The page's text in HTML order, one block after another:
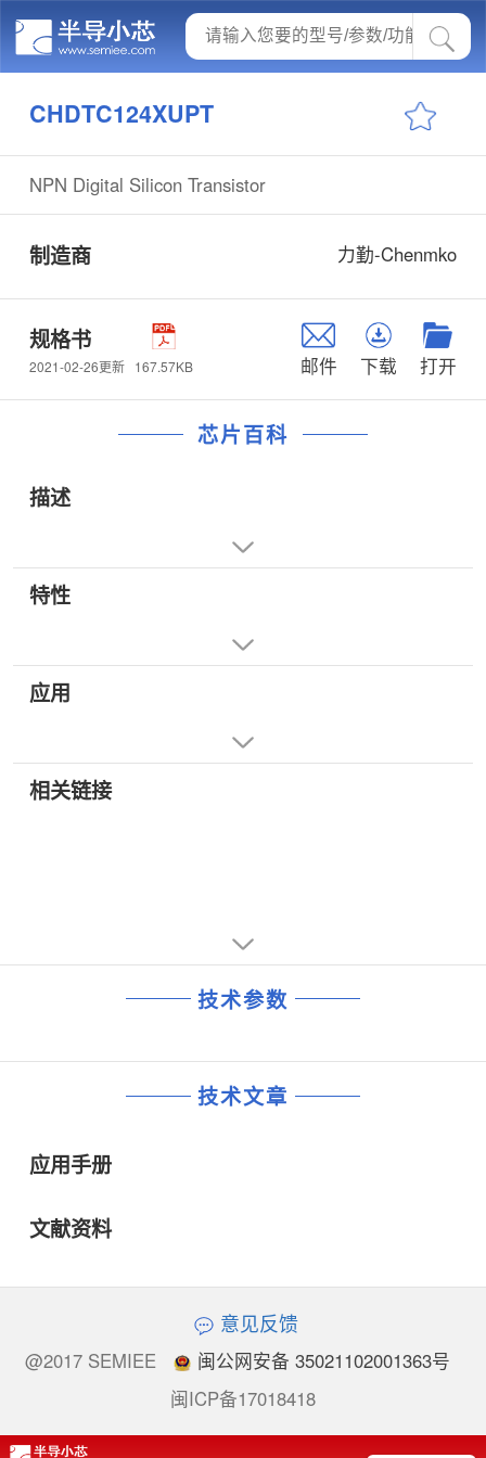
CHDTC124XUPT
NPN Digital Silicon Transistor
制造商 力勤-Chenmko
规格书
2021-02-26更新 167.57KB 邮件 下载 打开
芯片百科
描述
特性
应用
相关链接
技术参数
技术文章
应用手册
文献资料
意见反馈
@2017 SEMIEE
闽公网安备 35021102001363号
闽ICP备17018418